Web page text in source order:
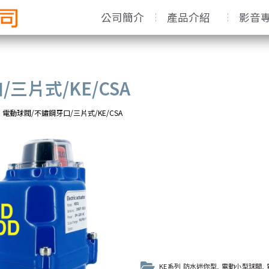
公司簡介 產品介紹 影音
三片式/KE/CSA
電動球閥/不鏽鋼牙口/三片式/KE/CSA
KE系列 防水迷你型, 電動小型球閥,